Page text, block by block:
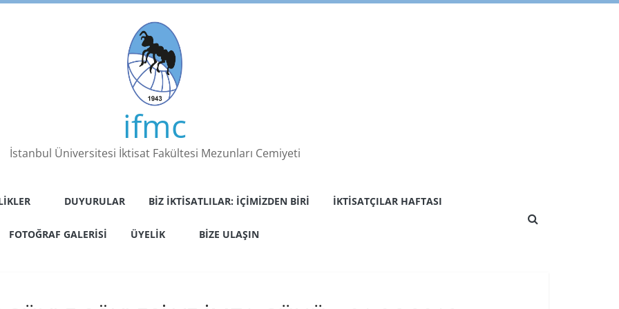
ifmc
İstanbul Üniversitesi İktisat Fakültesi Mezunları Cemiyeti
DUYURULAR BIZ İKTISATLILAR: İÇIMIZDEN BIRI İKTISATÇILAR HAFTASI
FOTOĞRAF GALERISI ÜYELIK BIZE ULAŞIN